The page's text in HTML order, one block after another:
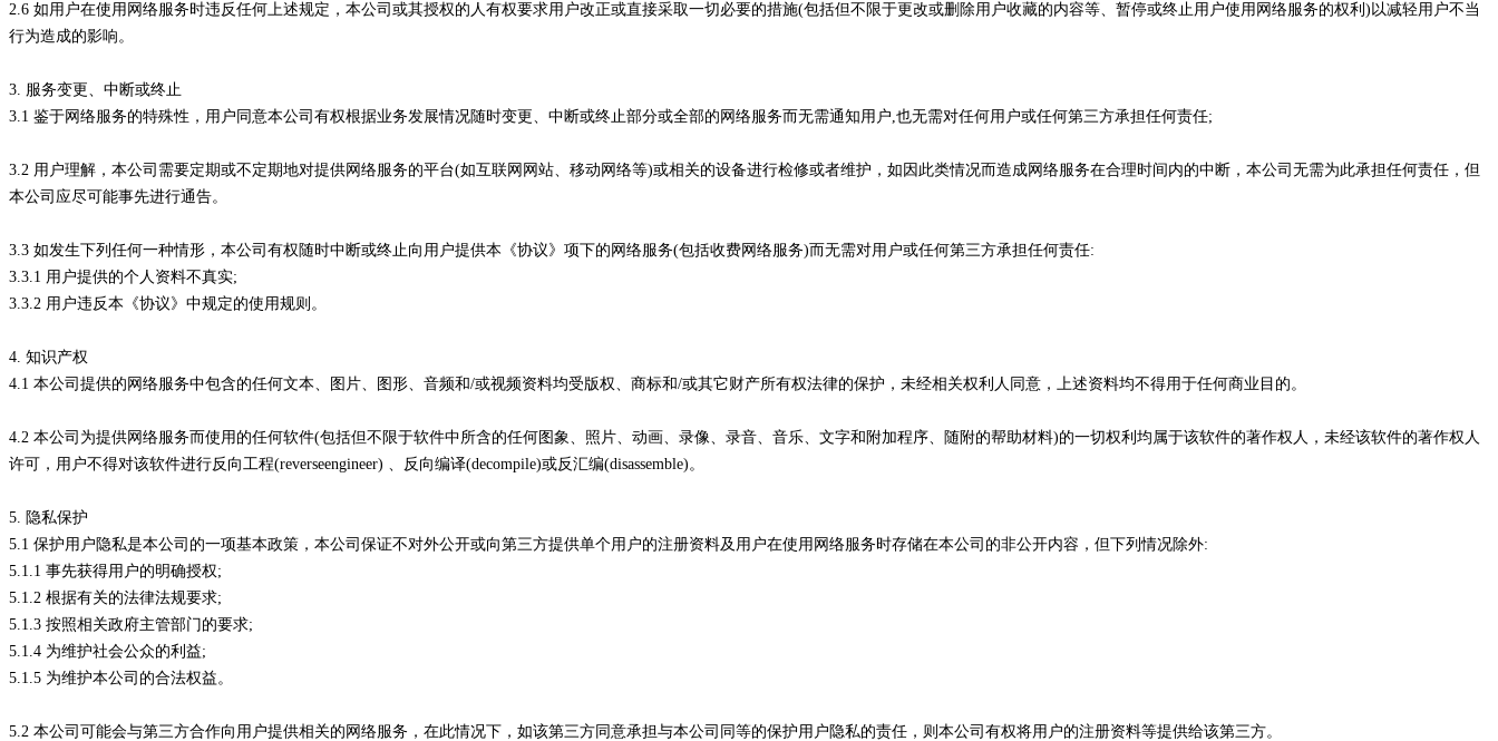
2.6 如用户在使用网络服务时违反任何上述规定，本公司或其授权的人有权要求用户改正或直接采取一切必要的措施(包括但不限于更改或删除用户收藏的内容等、暂停或终止用户使用网络服务的权利)以减轻用户不当
行为造成的影响。
3. 服务变更、中断或终止
3.1 鉴于网络服务的特殊性，用户同意本公司有权根据业务发展情况随时变更、中断或终止部分或全部的网络服务而无需通知用户,也无需对任何用户或任何第三方承担任何责任;
3.2 用户理解，本公司需要定期或不定期地对提供网络服务的平台(如互联网网站、移动网络等)或相关的设备进行检修或者维护，如因此类情况而造成网络服务在合理时间内的中断，本公司无需为此承担任何责任，但
本公司应尽可能事先进行通告。
3.3 如发生下列任何一种情形，本公司有权随时中断或终止向用户提供本《协议》项下的网络服务(包括收费网络服务)而无需对用户或任何第三方承担任何责任:
3.3.1 用户提供的个人资料不真实;
3.3.2 用户违反本《协议》中规定的使用规则。
4. 知识产权
4.1 本公司提供的网络服务中包含的任何文本、图片、图形、音频和/或视频资料均受版权、商标和/或其它财产所有权法律的保护，未经相关权利人同意，上述资料均不得用于任何商业目的。
4.2 本公司为提供网络服务而使用的任何软件(包括但不限于软件中所含的任何图象、照片、动画、录像、录音、音乐、文字和附加程序、随附的帮助材料)的一切权利均属于该软件的著作权人，未经该软件的著作权人
许可，用户不得对该软件进行反向工程(reverseengineer) 、反向编译(decompile)或反汇编(disassemble)。
5. 隐私保护
5.1 保护用户隐私是本公司的一项基本政策，本公司保证不对外公开或向第三方提供单个用户的注册资料及用户在使用网络服务时存储在本公司的非公开内容，但下列情况除外:
5.1.1 事先获得用户的明确授权;
5.1.2 根据有关的法律法规要求;
5.1.3 按照相关政府主管部门的要求;
5.1.4 为维护社会公众的利益;
5.1.5 为维护本公司的合法权益。
5.2 本公司可能会与第三方合作向用户提供相关的网络服务，在此情况下，如该第三方同意承担与本公司同等的保护用户隐私的责任，则本公司有权将用户的注册资料等提供给该第三方。